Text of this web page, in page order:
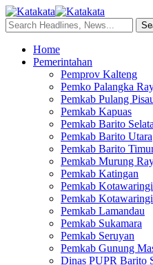
Home
Pemerintahan
Pemprov Kalteng
Pemko Palangka
Pemkab Pulang
Pemkab Kapuas
Pemkab Barito
Pemkab Barito Utara
Pemkab Barito
Pemkab Murung
Pemkab Katingan
Pemkab
Pemkab
Pemkab Lamandau
Pemkab Sukamara
Pemkab Seruyan
Pemkab Gunung
Dinas PUPR Barito